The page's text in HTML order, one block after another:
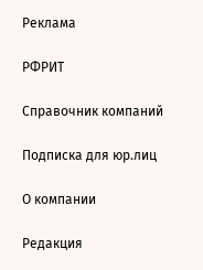
Реклама
РФРИТ
Справочник компаний
Подписка для юр.лиц
О компании
Редакция